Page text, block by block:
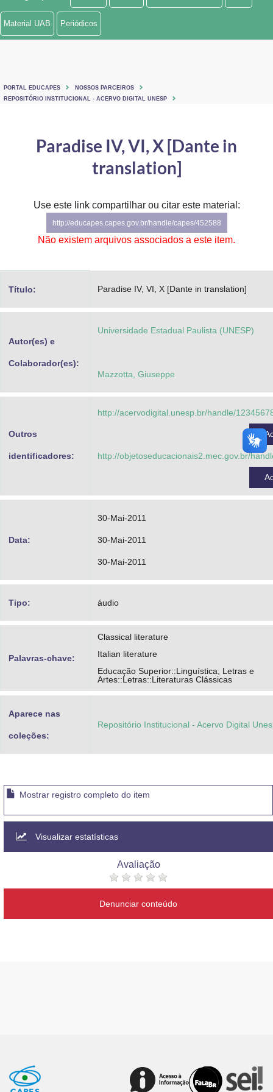
Ministério de Minas e Energia
Ministério do Turismo
Controladoria-Geral da União
Ministério da Mulher, da Família e dos Direitos Humanos
Secretaria-Geral
Advocacia-Geral da União
Banco Central do Brasil
Planalto
Material UAB Periódicos
PORTAL EDUCAPES
NOSSOS PARCEIROS
REPOSITÓRIO INSTITUCIONAL - ACERVO DIGITAL UNESP
Paradise IV, VI, X [Dante in
translation]
Use este link compartilhar ou citar este material:
http://educapes.capes.gov.br/handle/capes/452588
Não existem arquivos associados a este item.
Título: Paradise IV, VI, X [Dante in translation]
Autor(es) e
Colaborador(es):
Universidade Estadual Paulista (UNESP)
Mazzotta, Giuseppe
Outros
identificadores:
http://acervodigital.unesp.br/handle/
http://objetoseducacionais2.mec.gov.br/
Data:
30-Mai-2011
30-Mai-2011
30-Mai-2011
Tipo: áudio
Palavras-chave:
Classical literature
Italian literature
Educação Superior::Linguística, Letras e
Artes::Letras::Literaturas Clássicas
Aparece nas
coleções:
Repositório Institucional - Acervo Digital
Mostrar registro completo do item
Visualizar estatísticas
Avaliação
Denunciar conteúdo